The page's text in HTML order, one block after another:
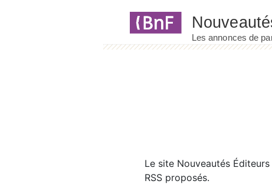
Le site Nouveautés Éditeurs
RSS proposés.